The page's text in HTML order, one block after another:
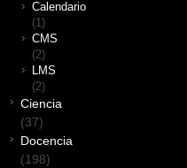
Calendario
(1)
CMS
(2)
LMS
(2)
Ciencia
(37)
Docencia
(198)